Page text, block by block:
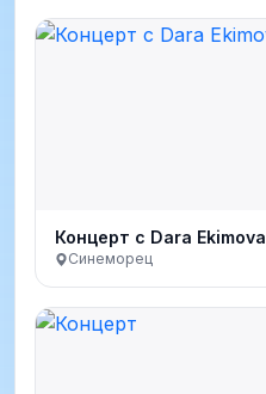
Концерт с Dara Ekimova
Синеморец